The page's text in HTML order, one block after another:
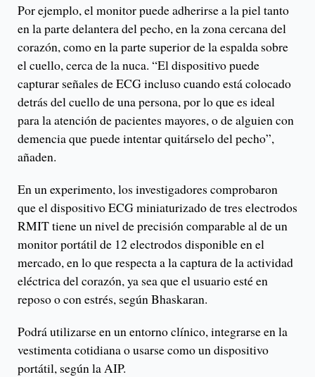
Por ejemplo, el monitor puede adherirse a la piel tanto
en la parte delantera del pecho, en la zona cercana del
corazón, como en la parte superior de la espalda sobre
el cuello, cerca de la nuca. “El dispositivo puede
capturar señales de ECG incluso cuando está colocado
detrás del cuello de una persona, por lo que es ideal
para la atención de pacientes mayores, o de alguien con
demencia que puede intentar quitárselo del pecho”,
añaden.
En un experimento, los investigadores comprobaron
que el dispositivo ECG miniaturizado de tres electrodos
RMIT tiene un nivel de precisión comparable al de un
monitor portátil de 12 electrodos disponible en el
mercado, en lo que respecta a la captura de la actividad
eléctrica del corazón, ya sea que el usuario esté en
reposo o con estrés, según Bhaskaran.
Podrá utilizarse en un entorno clínico, integrarse en la
vestimenta cotidiana o usarse como un dispositivo
portátil, según la AIP.